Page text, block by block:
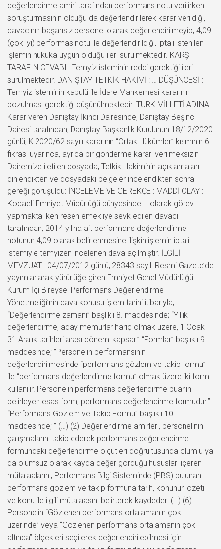
değerlendirme amiri tarafından performans notu verilirken
soruşturmasının olduğu da değerlendirilerek karar verildiği,
davacının başarısız personel olarak değerlendirilmeyip, 4,09
(çok iyi) performas notu ile değerlendirildiği, iptali istenilen
işlemin hukuka uygun olduğu ileri sürülmektedir. KARŞI
TARAFIN CEVABI : Temyiz isteminin reddi gerektiği ileri
sürülmektedir. DANIŞTAY TETKİK HAKİMİ : … DÜŞÜNCESİ :
Temyiz isteminin kabulü ile İdare Mahkemesi kararının
bozulması gerektiği düşünülmektedir. TÜRK MİLLETİ ADINA
Karar veren Danıştay İkinci Dairesince, Danıştay Beşinci
Dairesi tarafından, Danıştay Başkanlık Kurulunun 18/12/2020
günlü, K:2020/62 sayılı kararının “Ortak Hükümler” kısmının 6.
fıkrası uyarınca, ayrıca bir gönderme kararı verilmeksizin
Dairemize iletilen dosyada, Tetkik Hakiminin açıklamaları
dinlendikten ve dosyadaki belgeler incelendikten sonra
gereği görüşüldü: İNCELEME VE GEREKÇE : MADDİ OLAY :
Kocaeli Emniyet Müdürlüğü bünyesinde … olarak görev
yapmakta iken resen emekliye sevk edilen davacı
tarafından, 2014 yılına ait performans değerlendirme
notunun 4,09 olarak belirlenmesine ilişkin işlemin iptali
istemiyle temyizen incelenen dava açılmıştır. İLGİLİ
MEVZUAT : 04/07/2012 günlü, 28343 sayılı Resmi Gazete’de
yayımlanarak yürürlüğe giren Emniyet Genel Müdürlüğü
Kurum İçi Bireysel Performans Değerlendirme
Yönetmeliği’nin dava konusu işlem tarihi itibarıyla;
“Değerlendirme zamanı” başlıklı 8. maddesinde; “Yıllık
değerlendirme, aday memurlar hariç olmak üzere, 1 Ocak-
31 Aralık tarihleri arası dönemi kapsar.” “Formlar” başlıklı 9.
maddesinde; ”Personelin performansının
değerlendirilmesinde “performans gözlem ve takip formu”
ile “performans değerlendirme formu” olmak üzere iki form
kullanılır. Personelin performans değerlendirme puanını
belirleyen esas form, performans değerlendirme formudur.”
“Performans Gözlem ve Takip Formu” başlıklı 10.
maddesinde; ” (…) (2) Değerlendirme amirleri, personelinin
çalışmalarını takip ederek performans değerlendirme
formundaki değerlendirme ölçütleri doğrultusunda olumlu ya
da olumsuz olarak kayda değer gördüğü hususları içeren
mütalaalarını, Performans Bilgi Sisteminde (PBS) bulunan
performans gözlem ve takip formuna tarih, konunun özeti
ve konu ile ilgili mütalaasını belirterek kaydeder. (…) (6)
Personelin “Gözlenen performans ortalamanın çok
üzerinde” veya “Gözlenen performans ortalamanın çok
altında” ölçekleri seçilerek değerlendirilebilmesi için